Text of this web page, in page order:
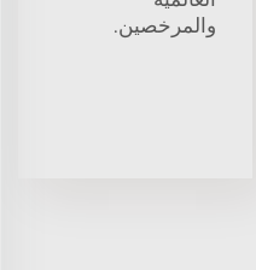
والمرخصين.